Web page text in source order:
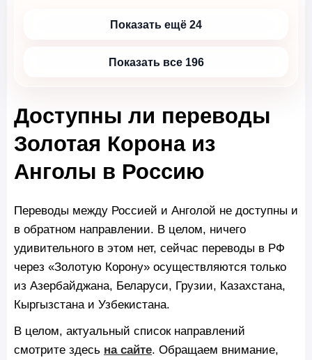
Показать ещё 24
Показать все 196
Доступны ли переводы
Золотая Корона из
Анголы в Россию
Переводы между Россией и Анголой не доступны и
в обратном направлении. В целом, ничего
удивительного в этом нет, сейчас переводы в РФ
через «Золотую Корону» осуществляются только
из Азербайджана, Беларуси, Грузии, Казахстана,
Кыргызстана и Узбекистана.
В целом, актуальный список направлений
смотрите здесь на сайте. Обращаем внимание,